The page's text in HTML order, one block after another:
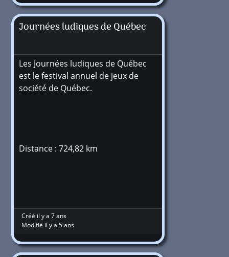
Journées ludiques de Québec
Les Journées ludiques de Québec
est le festival annuel de jeux de
société de Québec.
Distance : 724,82 km
Créé il y a 7 ans
Modifié il y a 5 ans